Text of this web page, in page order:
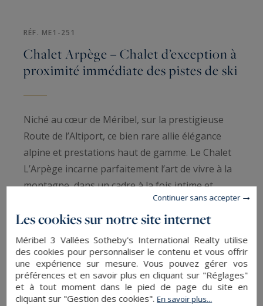
RÉF. ME1-251
Chalet Arpège – Chalet d’exception à
proximité immédiate des pistes de ski
Niché au cœur de Méribel, sur la prestigieuse
Route de l’Altiport, ce bien rare allie élégance
alpine et prestations haut de gamme. Le Chalet
L’Arpège incarne parfaitement l’art de vivre à la
montagne, dans un cadre à la fois intime et
familial. Il est situé à moins de 80 mètres à pied
de la remontée mécanique, offrant un accès
incomparable aux pistes.
D’une superficie d’environ 287 m², ce chalet
d’exception est destiné exclusivement à un usage
d’habitation et de location meublée saisonnière.
Les cookies sur notre site internet
Méribel 3 Vallées Sotheby's International Realty utilise
des cookies pour personnaliser le contenu et vous offrir
une expérience sur mesure. Vous pouvez gérer vos
préférences et en savoir plus en cliquant sur "Réglages"
et à tout moment dans le pied de page du site en
cliquant sur "Gestion des cookies".En savoir plus...
Continuer sans accepter